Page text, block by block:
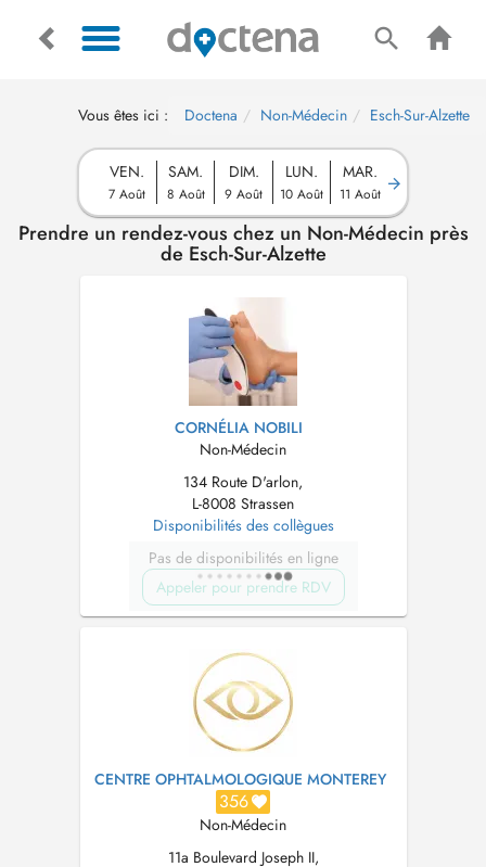
Vous êtes ici : Doctena Non-Médecin Esch-Sur-Alzette
VEN.
7 Août
SAM.
8 Août
DIM.
9 Août
LUN.
10 Août
MAR.
11 Août
Prendre un rendez-vous chez un Non-Médecin près
de Esch-Sur-Alzette
CORNÉLIA NOBILI
Non-Médecin
134 Route D'arlon,
L-8008 Strassen
Disponibilités des collègues
Pas de disponibilités en ligne
Appeler pour prendre RDV
CENTRE OPHTALMOLOGIQUE MONTEREY
356
Non-Médecin
11a Boulevard Joseph II,